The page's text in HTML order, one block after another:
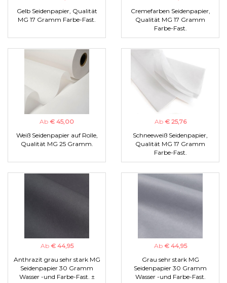
Gelb Seidenpapier, Qualität
MG 17 Gramm Farbe-Fast.
Cremefarben Seidenpapier,
Qualität MG 17 Gramm
Farbe-Fast.
Ab € 45,00
Weiß Seidenpapier auf Rolle,
Qualität MG 25 Gramm.
Ab € 25,76
Schneeweiß Seidenpapier,
Qualität MG 17 Gramm
Farbe-Fast.
Ab € 44,95
Anthrazit grau sehr stark MG
Seidenpapier 30 Gramm
Wasser -und Farbe-Fast. ±
Ab € 44,95
Grau sehr stark MG
Seidenpapier 30 Gramm
Wasser -und Farbe-Fast.